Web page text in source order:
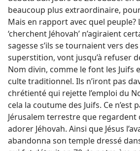
beaucoup plus extraordinaire,
Mais en rapport avec quel peuple?
‘cherchent Jéhovah’ n’agiraient
sagesse s’ils se tournaient vers
superstition, vont jusqu’à refuser
Nom divin, comme le font les Juifs
culte traditionnel. Ils n’iront pas
chrétienté qui rejette l’emploi du
cela la coutume des Juifs. Ce n’est
Jérusalem terrestre que regardent
adorer Jéhovah. Ainsi que Jésus
abandonna son temple dressé